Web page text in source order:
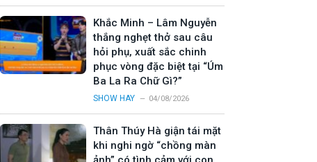
Khắc Minh – Lâm Nguyễn
thắng nghẹt thở sau câu
hỏi phụ, xuất sắc chinh
phục vòng đặc biệt tại “Úm
Ba La Ra Chữ Gì?”
SHOW HAY 04/08/2026
Thân Thúy Hà giận tái mặt
khi nghi ngờ “chồng màn